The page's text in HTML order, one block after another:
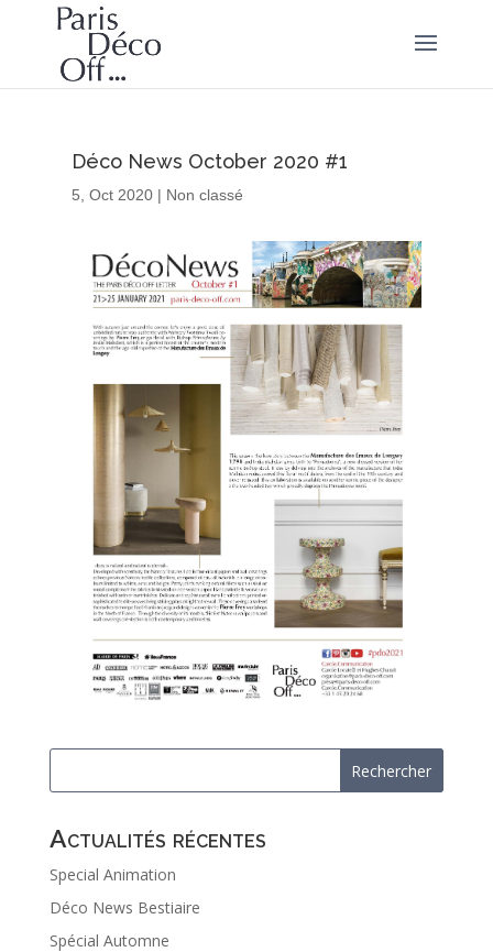
Déco News October 2020 #1
5, Oct 2020| Non classé
Actualités récentes
Special Animation
Déco News Bestiaire
Spécial Automne